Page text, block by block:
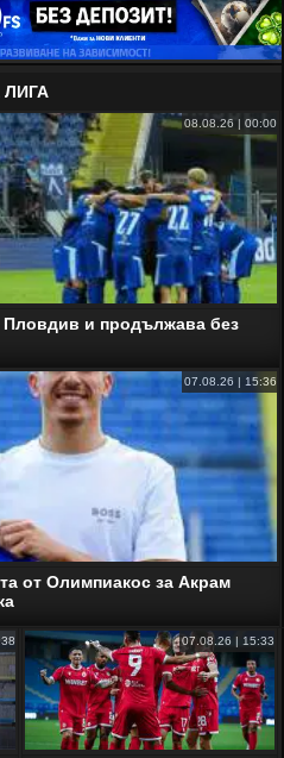
08.08.26 | 00:00
и продължава без
07.08.26 | 15:36
от Олимпиакос за Акрам
07.08.26 | 15:33